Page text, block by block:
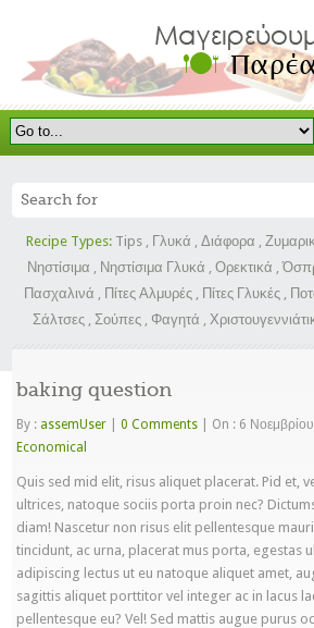
Recipe Types: Tips , Γλυκά , Διάφορα ,
Νηστίσιμα , Νηστίσιμα Γλυκά , Ορεκτικά ,
Πασχαλινά , Πίτες Αλμυρές, Πίτες Γλυκές,
Σάλτσες , Σούπες , Φαγητά ,
baking question
By : assemUser 0 Comments On : 6
Economical
Quis sed mid elit, risus aliquet placerat. Pid et,
ultrices, natoque sociis porta proin nec?
diam! Nascetur non risus elit pellentesque
tincidunt, ac urna, placerat mus porta, egestas
adipiscing lectus ut eu natoque aliquet amet,
sagittis aliquet porttitor vel integer ac in lacus
pellentesque eu? Vel! Sed mattis augue purus